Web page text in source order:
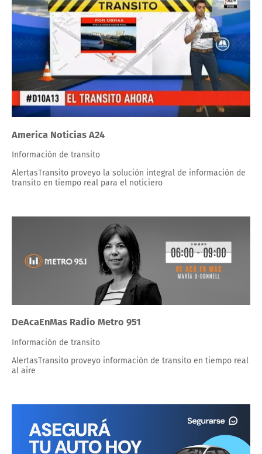
America Noticias A24
Información de transito
AlertasTransito proveyo la solución integral de información de
transito en tiempo real para el noticiero
DeAcaEnMas Radio Metro 951
Información de transito
AlertasTransito proveyo información de transito en tiempo real
al aire